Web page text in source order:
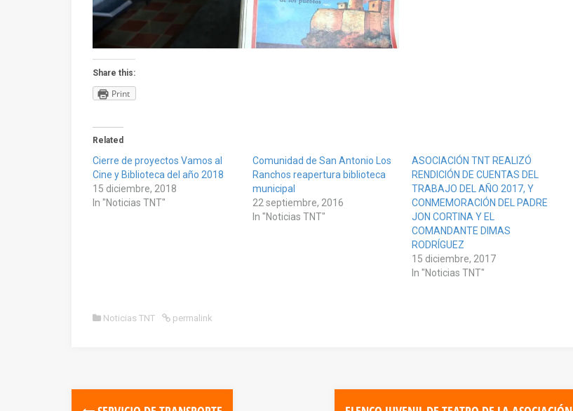
Share this:
Print
Related
Cierre de proyectos Vamos al
Cine y Biblioteca del año 2018
15 diciembre, 2018
In "Noticias TNT"
Comunidad de San Antonio Los
Ranchos reapertura biblioteca
municipal
22 septiembre, 2016
In "Noticias TNT"
ASOCIACIÓN TNT REALIZÓ
RENDICIÓN DE CUENTAS DEL
TRABAJO DEL AÑO 2017, Y
CONMEMORACIÓN DEL PADRE
JON CORTINA Y EL
COMANDANTE DIMAS
RODRÍGUEZ
15 diciembre, 2017
In "Noticias TNT"
Noticias TNT permalink